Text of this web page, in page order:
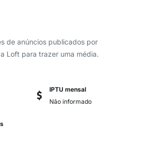
de anúncios publicados por
Loft para trazer uma média.
IPTU mensal
Não informado